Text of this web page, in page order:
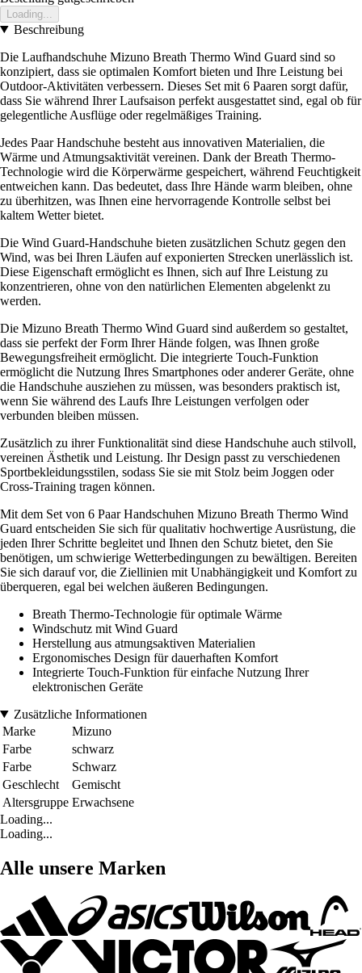
Loading...
Beschreibung
Die Laufhandschuhe Mizuno Breath Thermo Wind Guard sind so
konzipiert, dass sie optimalen Komfort bieten und Ihre Leistung bei
Outdoor-Aktivitäten verbessern. Dieses Set mit 6 Paaren sorgt dafür,
dass Sie während Ihrer Laufsaison perfekt ausgestattet sind, egal ob für
gelegentliche Ausflüge oder regelmäßiges Training.
Jedes Paar Handschuhe besteht aus innovativen Materialien, die
Wärme und Atmungsaktivität vereinen. Dank der Breath Thermo-
Technologie wird die Körperwärme gespeichert, während Feuchtigkeit
entweichen kann. Das bedeutet, dass Ihre Hände warm bleiben, ohne
zu überhitzen, was Ihnen eine hervorragende Kontrolle selbst bei
kaltem Wetter bietet.
Die Wind Guard-Handschuhe bieten zusätzlichen Schutz gegen den
Wind, was bei Ihren Läufen auf exponierten Strecken unerlässlich ist.
Diese Eigenschaft ermöglicht es Ihnen, sich auf Ihre Leistung zu
konzentrieren, ohne von den natürlichen Elementen abgelenkt zu
werden.
Die Mizuno Breath Thermo Wind Guard sind außerdem so gestaltet,
dass sie perfekt der Form Ihrer Hände folgen, was Ihnen große
Bewegungsfreiheit ermöglicht. Die integrierte Touch-Funktion
ermöglicht die Nutzung Ihres Smartphones oder anderer Geräte, ohne
die Handschuhe ausziehen zu müssen, was besonders praktisch ist,
wenn Sie während des Laufs Ihre Leistungen verfolgen oder
verbunden bleiben müssen.
Zusätzlich zu ihrer Funktionalität sind diese Handschuhe auch stilvoll,
vereinen Ästhetik und Leistung. Ihr Design passt zu verschiedenen
Sportbekleidungsstilen, sodass Sie sie mit Stolz beim Joggen oder
Cross-Training tragen können.
Mit dem Set von 6 Paar Handschuhen Mizuno Breath Thermo Wind
Guard entscheiden Sie sich für qualitativ hochwertige Ausrüstung, die
jeden Ihrer Schritte begleitet und Ihnen den Schutz bietet, den Sie
benötigen, um schwierige Wetterbedingungen zu bewältigen. Bereiten
Sie sich darauf vor, die Ziellinien mit Unabhängigkeit und Komfort zu
überqueren, egal bei welchen äußeren Bedingungen.
Breath Thermo-Technologie für optimale Wärme
Windschutz mit Wind Guard
Herstellung aus atmungsaktiven Materialien
Ergonomisches Design für dauerhaften Komfort
Integrierte Touch-Funktion für einfache Nutzung Ihrer
elektronischen Geräte
Zusätzliche Informationen
Marke
Mizuno
Farbe
schwarz
Farbe
Schwarz
Geschlecht
Gemischt
Altersgruppe Erwachsene
Loading...
Loading...
Alle unsere Marken